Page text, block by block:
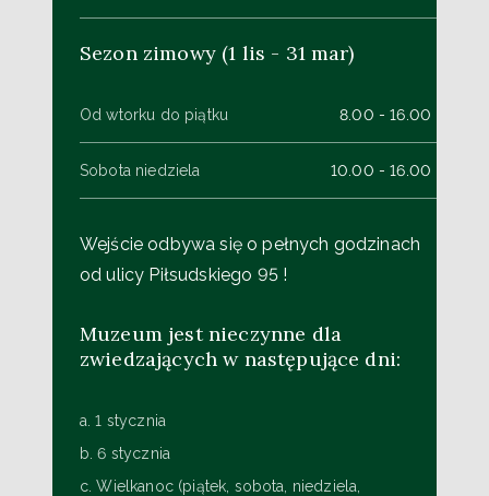
Sezon zimowy (1 lis - 31 mar)
Od wtorku do piątku 8.00 - 16.00
Sobota niedziela 10.00 - 16.00
Wejście odbywa się o pełnych godzinach
od ulicy Piłsudskiego 95 !
Muzeum jest nieczynne dla
zwiedzających w następujące dni:
a. 1 stycznia
b. 6 stycznia
c. Wielkanoc (piątek, sobota, niedziela,